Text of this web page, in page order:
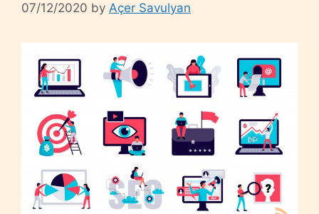
07/12/2020 by Açer Savulyan